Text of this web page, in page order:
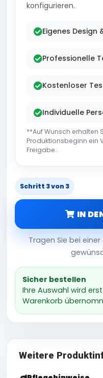
konfigurieren.
Eigenes Design
Professionelle
Kostenloser
Individuelle
**Auf Wunsch erhalten
Produktionsbeginn ein
Freigabe..
Schritt 3 von 3
IN
Tragen Sie bei
Sicher bestellen
Ihre Auswahl wird
Warenkorb
Weitere